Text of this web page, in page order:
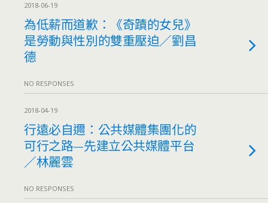
2018-06-19
為低薪而道歉：《奇蹟的女兒》
是勞動與性別的雙重壓迫／劉昌
德
NO RESPONSES
2018-04-19
行遠必自邇：公共媒體集團化的
可行之路—先建立公共媒體平台
／林麗雲
NO RESPONSES